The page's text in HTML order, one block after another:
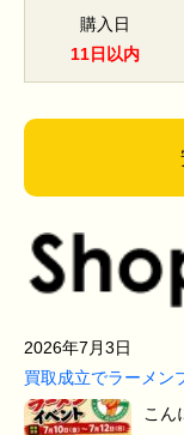
購入日
11日以内
2026年7月3日
買取成立でラーメン
こん